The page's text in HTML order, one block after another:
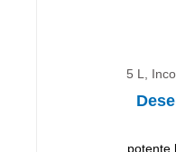
5 L,
potente